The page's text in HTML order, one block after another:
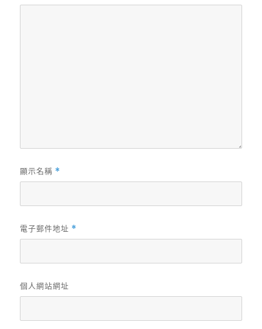
顯示名稱 *
電子郵件地址 *
個人網站網址